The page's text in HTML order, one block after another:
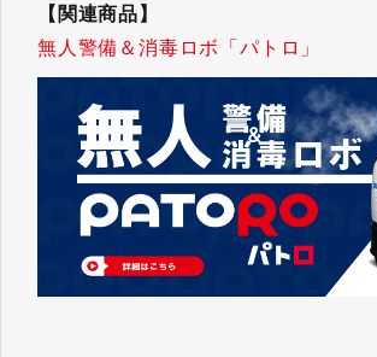
【関連商品】
無人警備＆消毒ロボ「パトロ」